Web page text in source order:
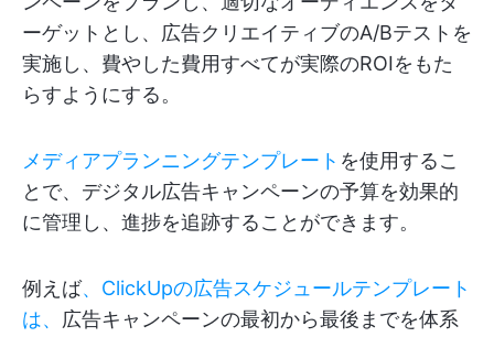
ーゲットとし、広告クリエイティブのA/Bテストを
実施し、費やした費用すべてが実際のROIをもた
らすようにする。
メディアプランニングテンプレート を使用するこ
とで、デジタル広告キャンペーンの予算を効果的
に管理し、進捗を追跡することができます。
例えば、ClickUpの広告スケジュールテンプレート
は、 広告キャンペーンの最初から最後までを体系